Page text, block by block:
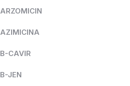
ARZOMICIN
AZIMICINA
B-CAVIR
B-JEN